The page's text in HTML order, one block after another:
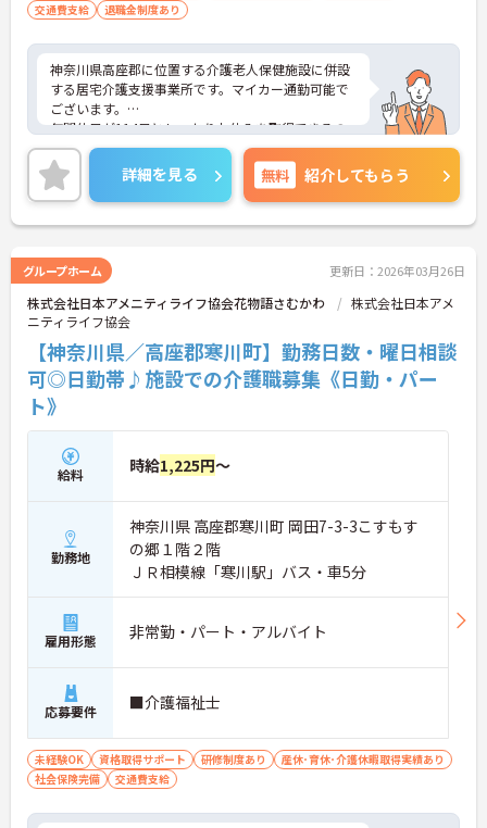
交通費支給
退職金制度あり
神奈川県高座郡に位置する介護老人保健施設に併設
する居宅介護支援事業所です。マイカー通勤可能で
ございます。
年間休日が114日としっかりお休みを取得できるの
で、ワークライフバランスを大切にしたい方におす
すめです。
昇給や賞与制度があり頑張りが評価されてしっかり
と職員に還元されます。賞与は計4ヶ月分の支給実績
と嬉しい高待遇です。
に詳細をお話しいたしますのでお気軽にご相談くだ
さい！
詳細を見る 無料 紹介してもらう
グループホーム 更新日：2026年03月26日
株式会社日本アメニティライフ協会花物語さむかわ
株式会社日本アメ
ニティライフ協会
【神奈川県／高座郡寒川町】勤務日数・曜日相談
可◎日勤帯♪施設での介護職募集《日勤・パー
ト》
給料 時給1,225円～
勤務地
神奈川県 高座郡寒川町 岡田7-3-3こすもす
の郷１階２階
ＪＲ相模線「寒川駅」バス・車5分
雇用形態 非常勤・パート・アルバイト
応募要件 ■介護福祉士
未経験OK 資格取得サポート 研修制度あり
産休･育休･介護休暇取得実績あり
社会保険完備
交通費支給